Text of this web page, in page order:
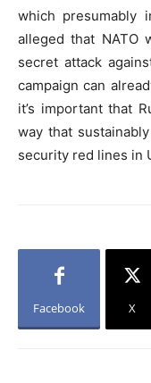
which presumably
alleged that NATO
secret attack
campaign can
it’s important that
way that
security red lines in
Facebook X